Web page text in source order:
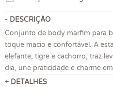
- DESCRIÇÃO
Conjunto de body marfim para
toque macio e confortável. A
elefante, tigre e cachorro, traz
dia, une praticidade e charme
+ DETALHES